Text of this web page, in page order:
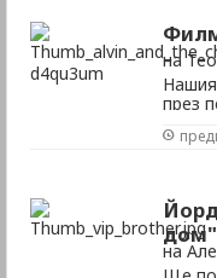
на
през
дом"
на